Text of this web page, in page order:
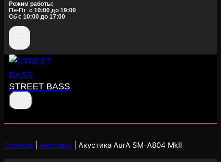
Режим работы:
Пн-Пт c 10:00 до 19:00
Сб с 10:00 до 17:00
STREET BASS
Главная Автозвук Акустика AurA SM-A804 MkII